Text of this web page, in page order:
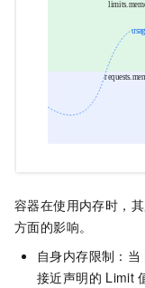
容器在使用内存时，
方面的影响。
自身内存限制：当
接近声明的 Limit